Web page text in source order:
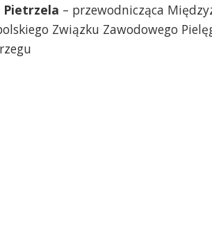
Pietrzela – przewodnicząca
Związku Zawodowego